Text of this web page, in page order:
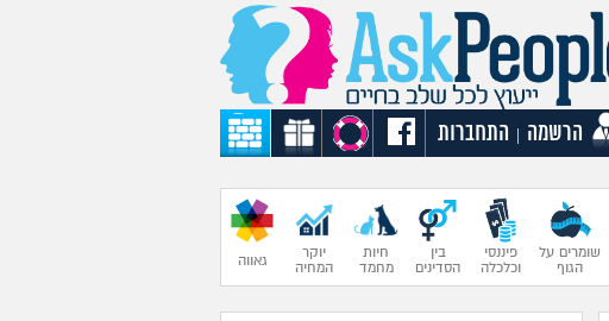
הרשמה התחברות
שומרים על
הגוף
פיננסי
וכלכלה
בין
הסדינים
חיות
מחמד
יוקר
המחיה
גאווה